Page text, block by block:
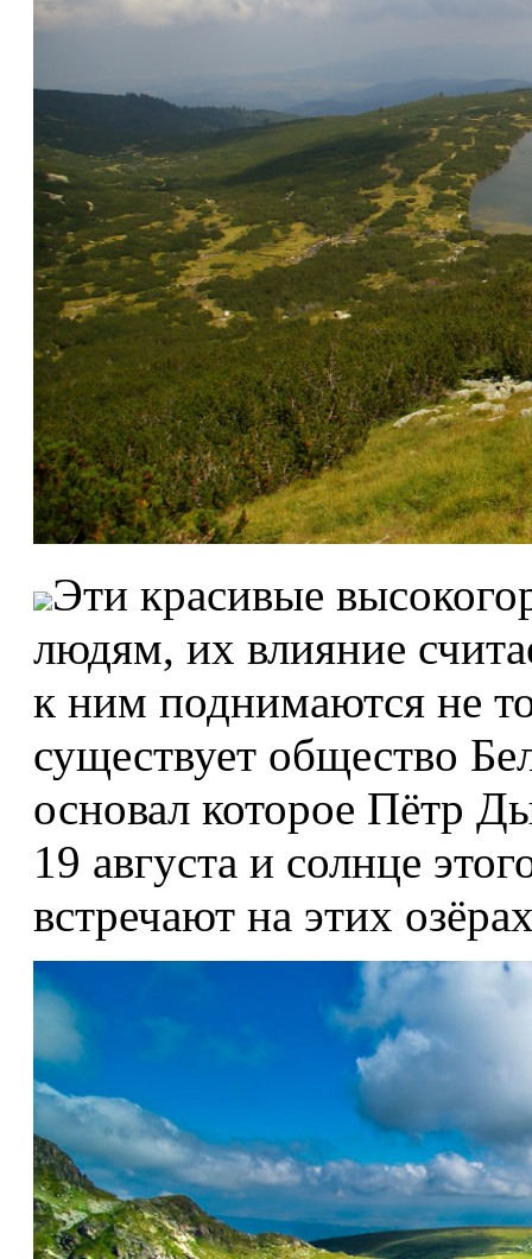
Эти красивые
людям, их влияние
к ним поднимаются не
существует общество
основал которое Пётр
19 августа и солнце
встречают на этих